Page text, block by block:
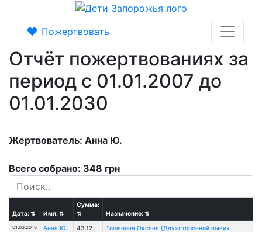
Пожертвовать
Отчёт пожертвованиях за
период с 01.01.2007 до
01.01.2030
Жертвователь: Анна Ю.
Всего собрано: 348 грн
Дата:⇅ Имя:⇅
Сумма:
⇅
Назначение:⇅
01.03.2018
Анна Ю.
43.12
Тишанина Оксана (Двухсторонний вывих